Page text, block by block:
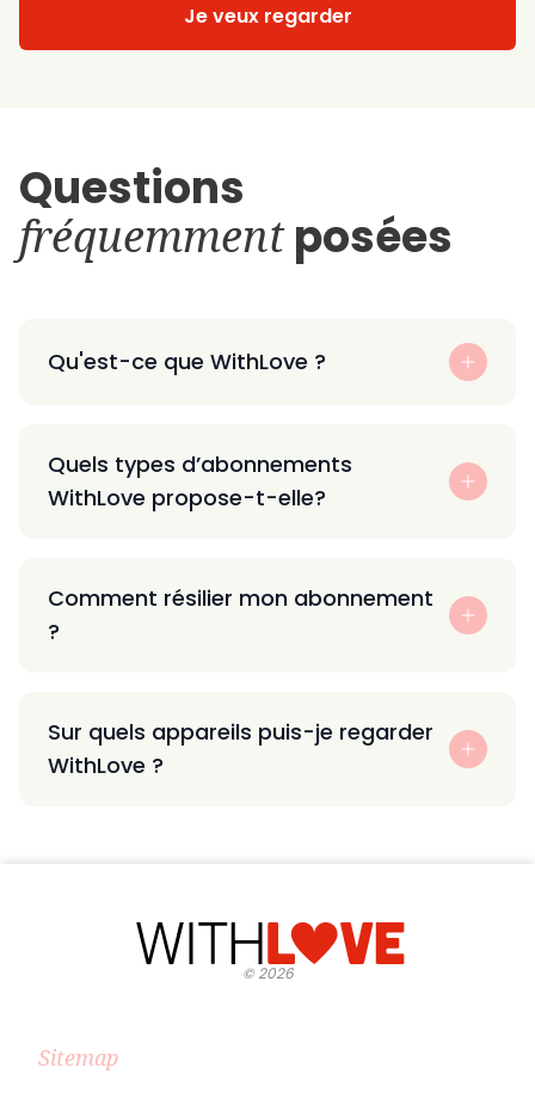
Je veux regarder
Questions
fréquemmentposées
Qu'est-ce que WithLove ?
Quels types d’abonnements
WithLove propose-t-elle?
Comment résilier mon abonnement
?
Sur quels appareils puis-je regarder
WithLove ?
©2026
Sitemap